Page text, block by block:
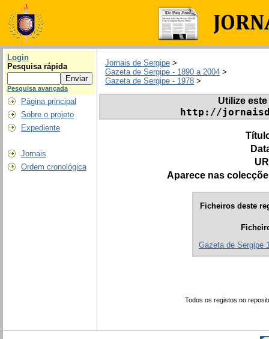
Login
Pesquisa rápida
Pesquisa avançada
Página principal
Sobre o projeto
Expediente
Jornais
Ordem cronológica
Jornais de Sergipe >
Gazeta de Sergipe - 1890 a 2004 >
Gazeta de Sergipe - 1978 >
Utilize
http://
Aparece nas
Ficheiros deste
Gazeta de Sergipe
Todos os registos no